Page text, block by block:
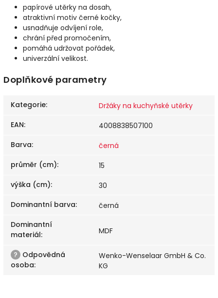
papírové utěrky na dosah,
atraktivní motiv černé kočky,
usnadňuje odvíjení role,
chrání před promočením,
pomáhá udržovat pořádek,
univerzální velikost.
Doplňkové parametry
Kategorie:
Držáky na kuchyňské utěrky
EAN:
4008838507100
Barva:
černá
průměr (cm):
15
výška (cm):
30
Dominantní barva:
černá
Dominantní
materiál: MDF
? Odpovědná
osoba:
Wenko-Wenselaar GmbH & Co.
KG